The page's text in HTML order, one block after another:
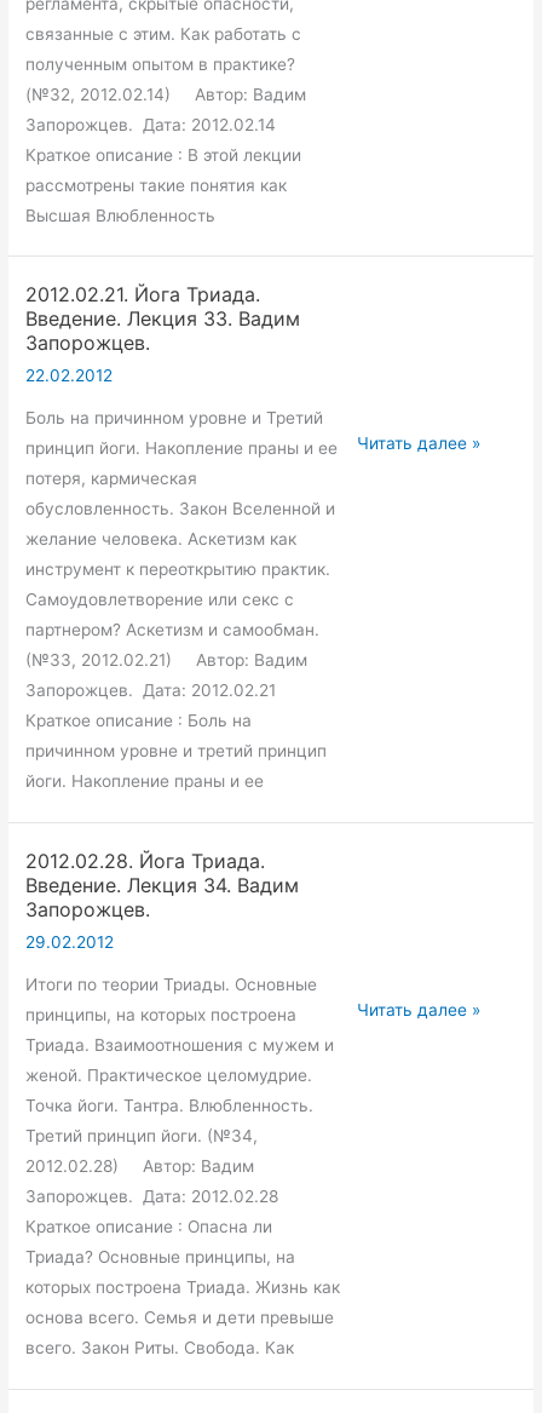
связанные с этим. Как работать с
полученным опытом в практике?
(№32, 2012.02.14) Автор: Вадим
Запорожцев. Дата: 2012.02.14
Краткое описание : В этой лекции
рассмотрены такие понятия как
Высшая Влюбленность
2012.02.21. Йога Триада.
Введение. Лекция 33. Вадим
Запорожцев.
22.02.2012
Боль на причинном уровне и Третий
принцип йоги. Накопление праны и ее
потеря, кармическая
обусловленность. Закон Вселенной и
желание человека. Аскетизм как
инструмент к переоткрытию практик.
Самоудовлетворение или секс с
партнером? Аскетизм и самообман.
(№33, 2012.02.21) Автор: Вадим
Запорожцев. Дата: 2012.02.21
Краткое описание : Боль на
причинном уровне и третий принцип
йоги. Накопление праны и ее
2012.02.21.
Читать далее »
2012.02.28. Йога Триада.
Введение. Лекция 34. Вадим
Запорожцев.
29.02.2012
Итоги по теории Триады. Основные
принципы, на которых построена
Триада. Взаимоотношения с мужем и
женой. Практическое целомудрие.
Точка йоги. Тантра. Влюбленность.
Третий принцип йоги. (№34,
2012.02.28) Автор: Вадим
Запорожцев. Дата: 2012.02.28
Краткое описание : Опасна ли
Триада? Основные принципы, на
которых построена Триада. Жизнь как
основа всего. Семья и дети превыше
всего. Закон Риты. Свобода. Как
2012.02.28.
Читать далее »